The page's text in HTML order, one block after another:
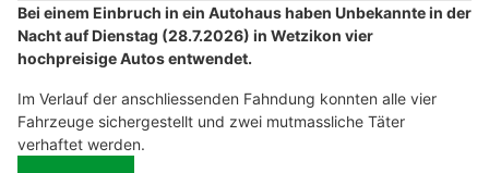
Bei einem Einbruch in ein Autohaus haben Unbekannte in der
Nacht auf Dienstag (28.7.2026) in Wetzikon vier
hochpreisige Autos entwendet.
Im Verlauf der anschliessenden Fahndung konnten alle vier
Fahrzeuge sichergestellt und zwei mutmassliche Täter
verhaftet werden.